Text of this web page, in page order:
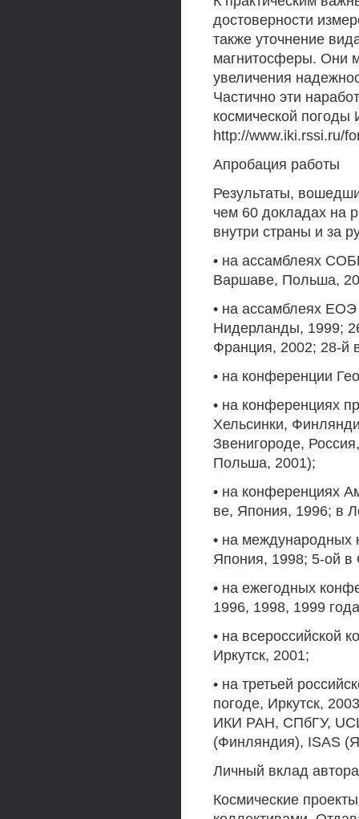
достоверности
также уточнение
магнитосферы. Они
увеличения
Частично эти
космической
http://www.iki.rssi.ru/
Апробация работы
Результаты,
чем 60 докладах на
внутри страны и за
• на ассамблеях
Варшаве, Польша,
• на ассамблеях
Нидерланды, 1999;
Франция, 2002; 28-й
• на конференции
• на конференциях
Хельсинки,
Звенигороде,
Польша, 2001);
• на конференциях
ве, Япония, 1996; в
• на международных
Япония, 1998; 5-ой в
• на ежегодных
1996, 1998, 1999
• на всероссийской
Иркутск, 2001;
• на третьей
погоде, Иркутск,
ИКИ РАН, СПбГУ,
(Финляндия), ISAS
Личный вклад автора
Космические